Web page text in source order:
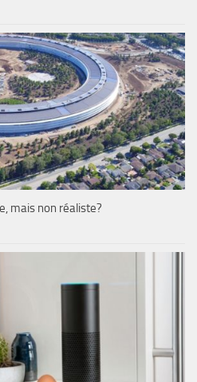
mais non réaliste?